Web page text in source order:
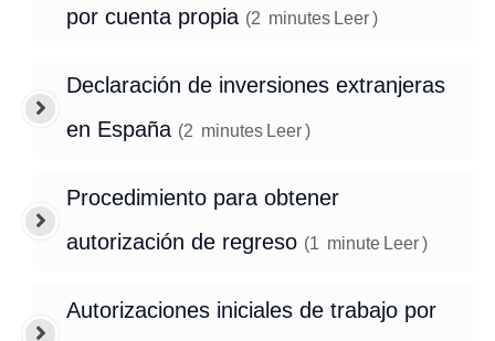
por cuenta propia (2 minutes Leer)
Declaración de inversiones extranjeras
en España (2 minutes Leer)
Procedimiento para obtener
autorización de regreso (1 minute Leer)
Autorizaciones iniciales de trabajo por